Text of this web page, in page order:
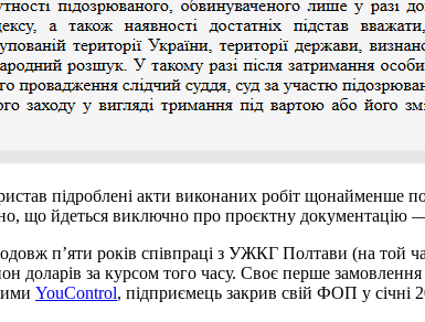
підроблені акти виконаних робіт щонайменше
що йдеться виключно про проєктну документацію
п’яти років співпраці з УЖКГ Полтави (на
доларів за курсом того часу. Своє перше
YouControl, підприємець закрив свій ФОП у січні